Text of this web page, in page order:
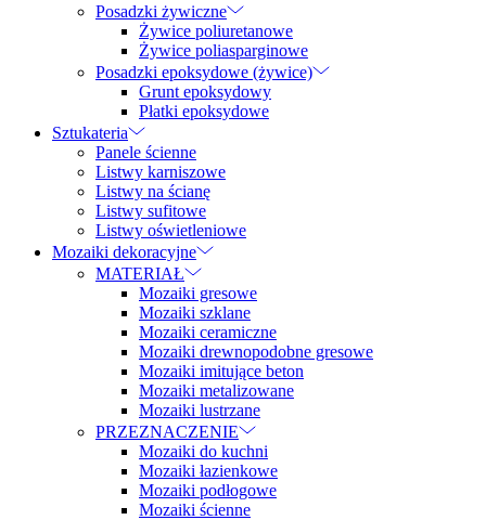
Posadzki żywiczne
Żywice poliuretanowe
Żywice poliasparginowe
Posadzki epoksydowe (żywice)
Grunt epoksydowy
Płatki epoksydowe
Sztukateria
Panele ścienne
Listwy karniszowe
Listwy na ścianę
Listwy sufitowe
Listwy oświetleniowe
Mozaiki dekoracyjne
MATERIAŁ
Mozaiki gresowe
Mozaiki szklane
Mozaiki ceramiczne
Mozaiki drewnopodobne gresowe
Mozaiki imitujące beton
Mozaiki metalizowane
Mozaiki lustrzane
PRZEZNACZENIE
Mozaiki do kuchni
Mozaiki łazienkowe
Mozaiki podłogowe
Mozaiki ścienne